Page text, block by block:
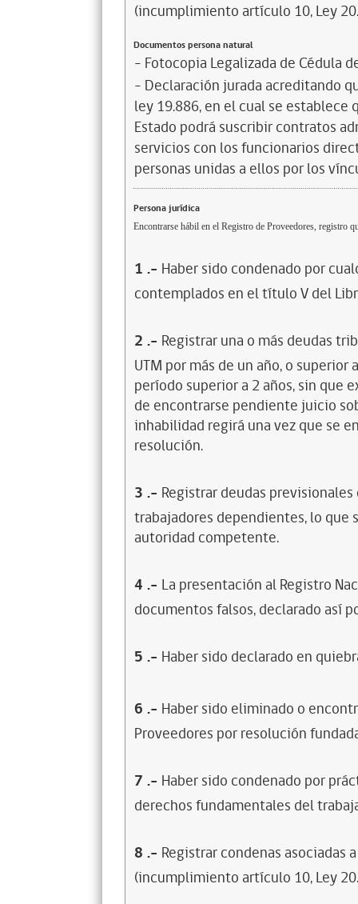
(incumplimiento artículo 10, Ley
Documentos persona natural
- Fotocopia Legalizada de Cédula
- Declaración jurada acreditando
ley 19.886, en el cual se
Estado podrá suscribir contratos
servicios con los funcionarios
personas unidas a ellos por los
Persona jurídica
Encontrarse hábil en el Registro de Proveedores, registro
1 .- Haber sido condenado por
contemplados en el título V del
2 .- Registrar una o más deudas
UTM por más de un año, o
período superior a 2 años, sin que
de encontrarse pendiente juicio
inhabilidad regirá una vez que se
resolución.
3 .- Registrar deudas
trabajadores dependientes, lo
autoridad competente.
4 .- La presentación al Registro
documentos falsos, declarado así
5 .- Haber sido declarado en
6 .- Haber sido eliminado o
Proveedores por resolución
7 .- Haber sido condenado por
derechos fundamentales del
8 .- Registrar condenas asociadas
(incumplimiento artículo 10, Ley